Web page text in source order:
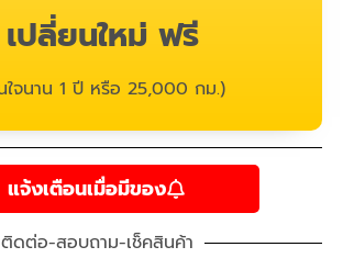
เปลี่ยนใหม่ ฟรี
ใจนาน 1 ปี หรือ 25,000 กม.)
แจ้งเตือนเมื่อมีของ
ติดต่อ-สอบถาม-เช็คสินค้า